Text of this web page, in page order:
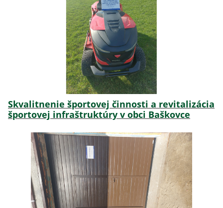
Skvalitnenie športovej činnosti a revitalizácia
športovej infraštruktúry v obci Baškovce